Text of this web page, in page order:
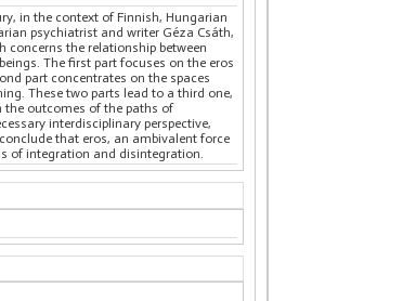
in the context of Finnish, Hungarian
psychiatrist and writer Géza Csáth,
concerns the relationship between
The first part focuses on the eros
part concentrates on the spaces
These two parts lead to a third one,
the outcomes of the paths of
interdisciplinary perspective,
that eros, an ambivalent force
of integration and disintegration.